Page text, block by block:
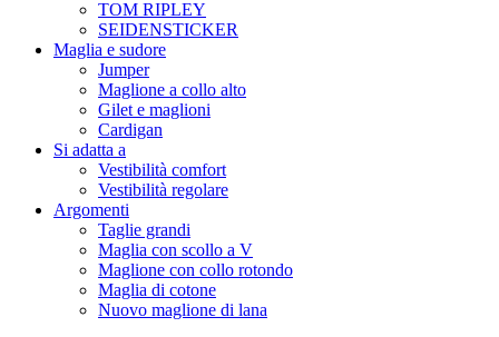
TOM RIPLEY
SEIDENSTICKER
Maglia e sudore
Jumper
Maglione a collo alto
Gilet e maglioni
Cardigan
Si adatta a
Vestibilità comfort
Vestibilità regolare
Argomenti
Taglie grandi
Maglia con scollo a V
Maglione con collo rotondo
Maglia di cotone
Nuovo maglione di lana